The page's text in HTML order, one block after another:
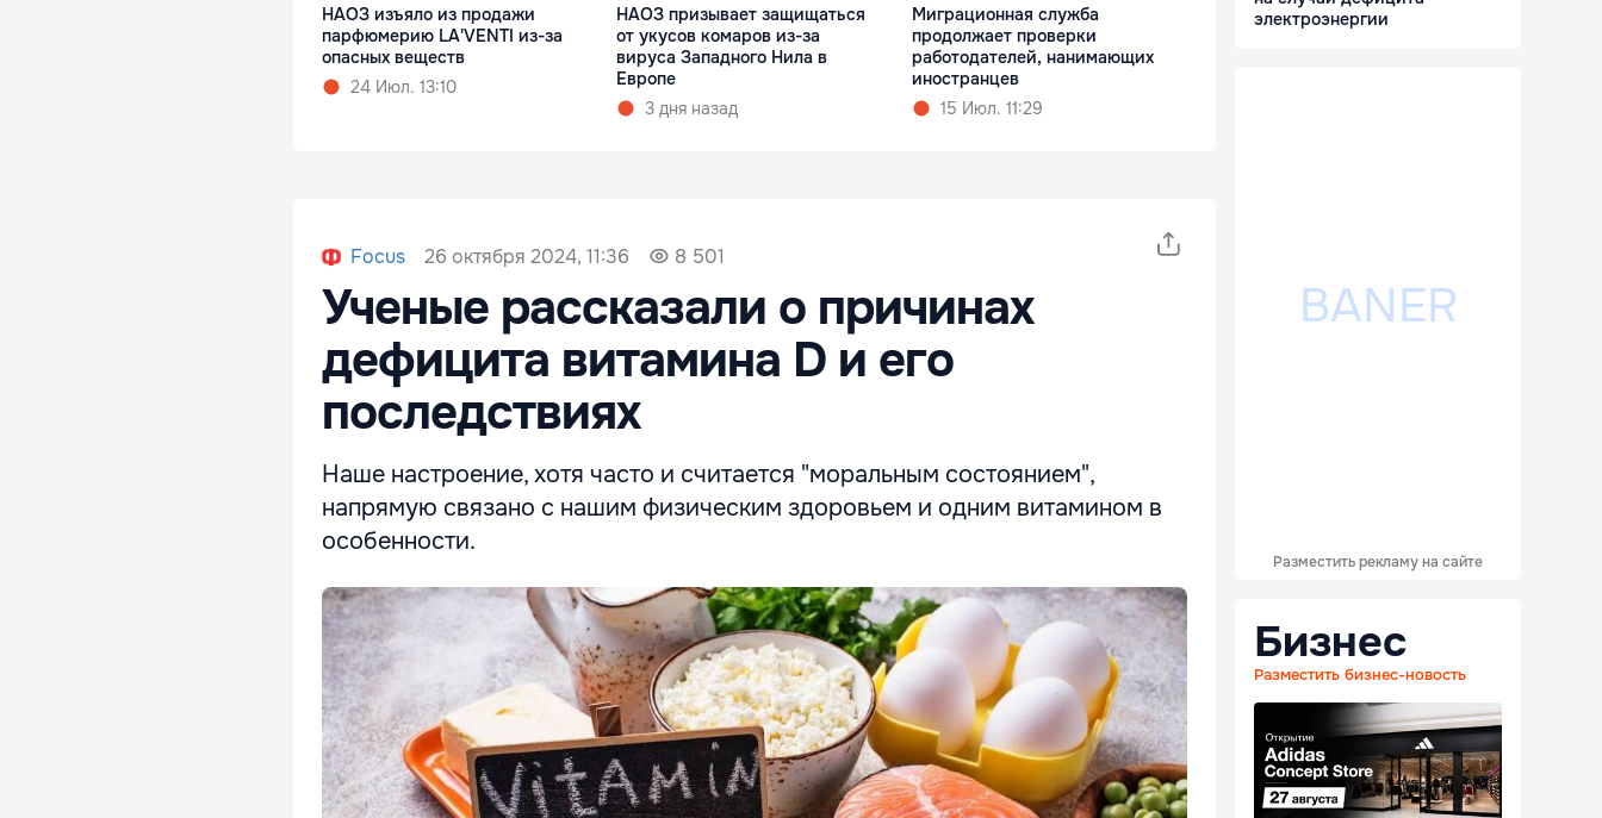
НАОЗ изъяло из продажи
парфюмерию LA'VENTI из-за
опасных веществ
24 Июл. 13:10
НАОЗ призывает защищаться
от укусов комаров из-за
вируса Западного Нила в
Европе
3 дня назад
Миграционная служба
продолжает проверки
работодателей, нанимающих
иностранцев
15 Июл. 11:29
Focus 26 октября 2024, 11:36 8 501
Ученые рассказали о причинах
дефицита витамина D и его
последствиях
Наше настроение, хотя часто и считается "моральным состоянием",
напрямую связано с нашим физическим здоровьем и одним витамином в
особенности.
электроэнергии
Разместить рекламу на сайте
Бизнес
Разместить бизнес-новость